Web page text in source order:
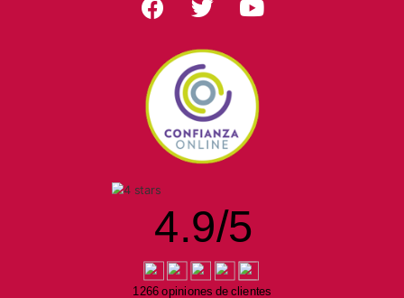
4.9/5
1266 opiniones de clientes